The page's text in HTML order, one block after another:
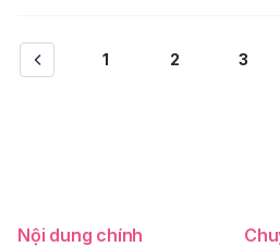
1 2 3
Nội dung chính